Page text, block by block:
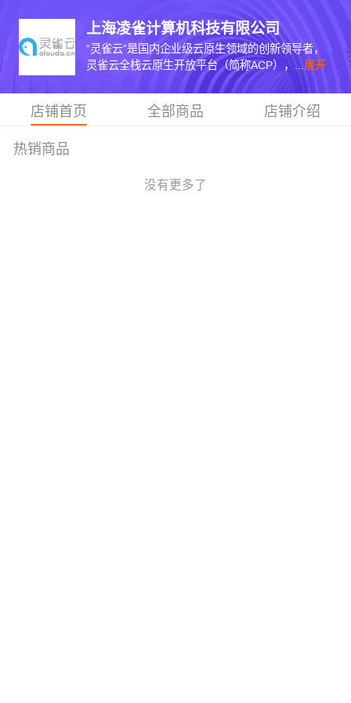
上海凌雀计算机科技有限公司
“灵雀云”是国内企业级云原生领域的创新领导者，
灵雀云全栈云原生开放平台（简称ACP），... 展开
店铺首页 全部商品 店铺介绍
热销商品
没有更多了